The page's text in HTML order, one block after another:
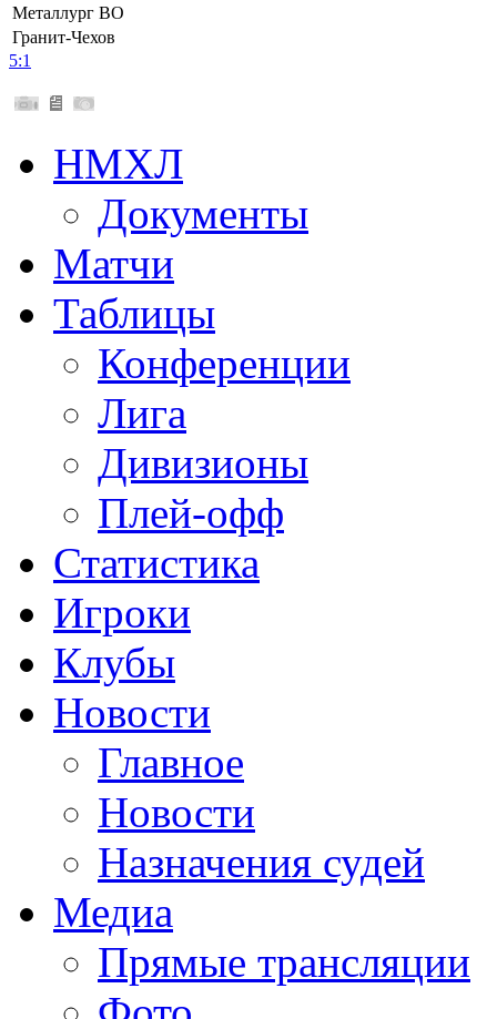
Металлург ВО
Гранит-Чехов
5:1
НМХЛ
Документы
Матчи
Таблицы
Конференции
Лига
Дивизионы
Плей-офф
Статистика
Игроки
Клубы
Новости
Главное
Новости
Назначения судей
Медиа
Прямые трансляции